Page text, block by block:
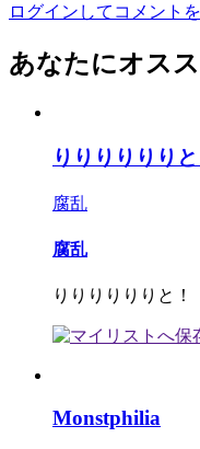
ログインしてコメントを
あなたにオス
りりりりりりと
腐乱
腐乱
りりりりりりと！
Monstphilia